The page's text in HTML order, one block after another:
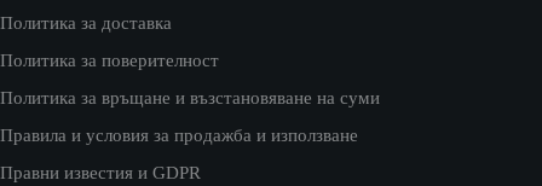
Политика за доставка
Политика за поверителност
Политика за връщане и възстановяване на суми
Правила и условия за продажба и използване
Правни известия и GDPR